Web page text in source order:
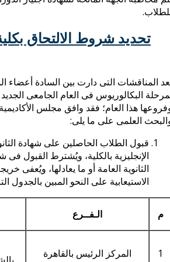
تحديد شروط الالتحاق
المناقشات التى دارت بين السادة أعضاء
العلمى على ما يلى:
قبول الطلاب الحاصلين على شهادة
الثانوية العامة أو ما يعادلها، ويُعفى
الاستيعابية على النحو المبين بالجدول
م الـفــرع
1 المركز الرئيس بالقاهرة